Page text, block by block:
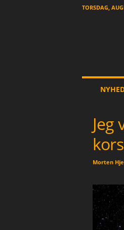
TORSDAG,
Jeg
Morten